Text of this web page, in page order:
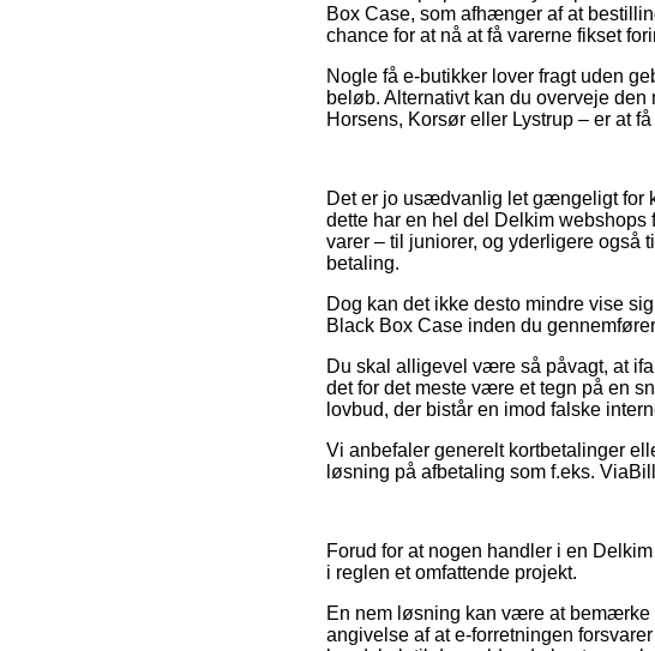
Box Case, som afhænger af at
chance for at nå at få varerne fikset
Nogle få e-butikker lover fragt uden
beløb. Alternativt kan du overveje
Horsens, Korsør eller Lystrup – er at
Det er jo usædvanlig let gængeligt for
dette har en hel del Delkim
varer – til juniorer, og yderligere også
betaling.
Dog kan det ikke desto mindre vise
Black Box Case inden du
Du skal alligevel være så påvagt, at
det for det meste være et tegn på en
lovbud, der bistår en imod falske
Vi anbefaler generelt kortbetalinger
løsning på afbetaling som f.eks.
Forud for at nogen handler i en
i reglen et omfattende projekt.
En nem løsning kan være at
angivelse af at e-forretningen